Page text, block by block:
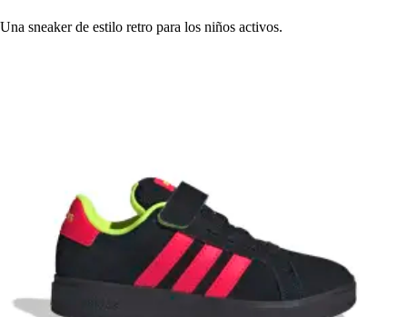
Una sneaker de estilo retro para los niños activos.